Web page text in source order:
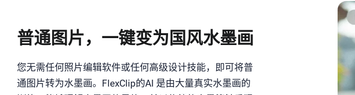
普通图片，一键变为国风水墨画
您无需任何照片编辑软件或任何高级设计技能，即可将普
通图片转为水墨画。FlexClip的AI 是由大量真实水墨画的